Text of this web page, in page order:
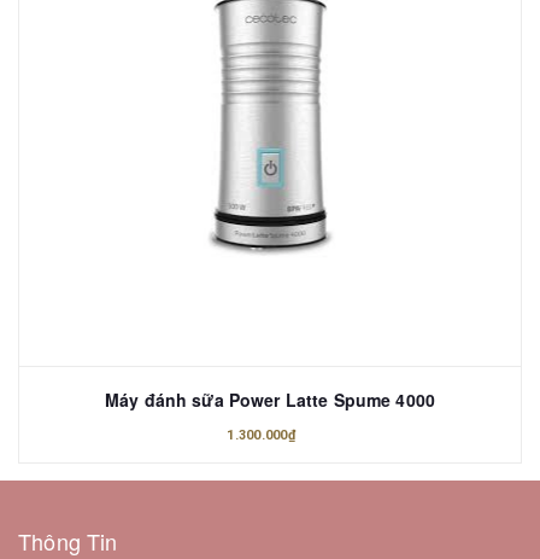
Máy đánh sữa Power Latte Spume 4000
1.300.000₫
Thông Tin